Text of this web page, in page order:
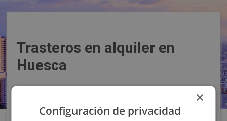
Trasteros en alquiler en
Huesca
×
Configuración de privacidad